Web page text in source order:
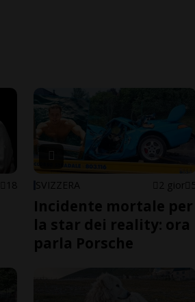
18 SVIZZERA 2 gior
Incidente mortale per
la star dei reality: ora
parla Porsche